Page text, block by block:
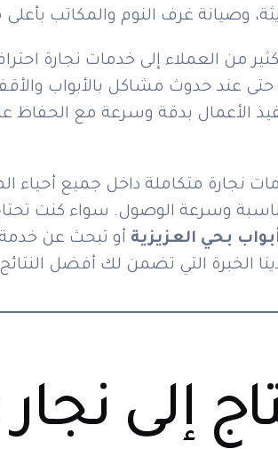
وصيانة غرف النوم والمكاتب
من العملاء إلى خدمات نجارة
حتى عند حدوث مشاكل بالأبواب
الأعمال بدقة وسرعة مع الحفاظ
نجارة متكاملة داخل جميع أحياء
وسرعة الوصول. سواء كنت
بحي العزيزية أو تبحث عن
الخبرة التي تضمن لك أفضل
إلى